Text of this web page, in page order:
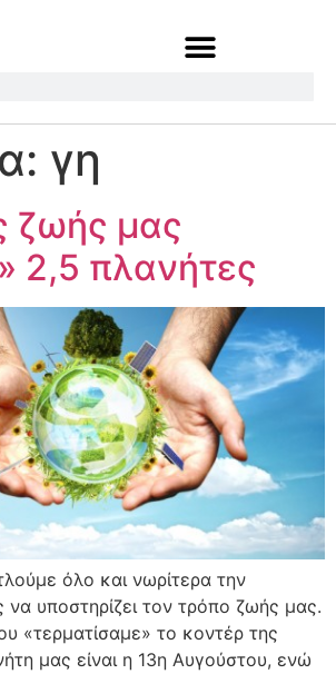
γη
ζωής μας
2,5 πλανήτες
όλο και νωρίτερα την
να υποστηρίζει τον τρόπο ζωής μας.
«τερματίσαμε» το κοντέρ της
μας είναι η 13η Αυγούστου, ενώ